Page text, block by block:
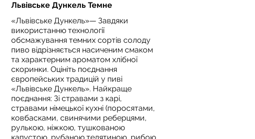
Львівське Дункель Темне
«Львівське Дункель»— Завдяки
використанню технології
обсмажування темних сортів солоду
пиво відрізняється насиченим смаком
та характерним ароматом хлібної
скоринки. Оцініть поєднання
європейських традицій у пиві
«Львівське Дункель». Найкраще
поєднання: Зі стравами з карі,
стравами німецької кухні (поросятами,
ковбасками, свинячими реберцями,
рулькою, ніжкою, тушкованою